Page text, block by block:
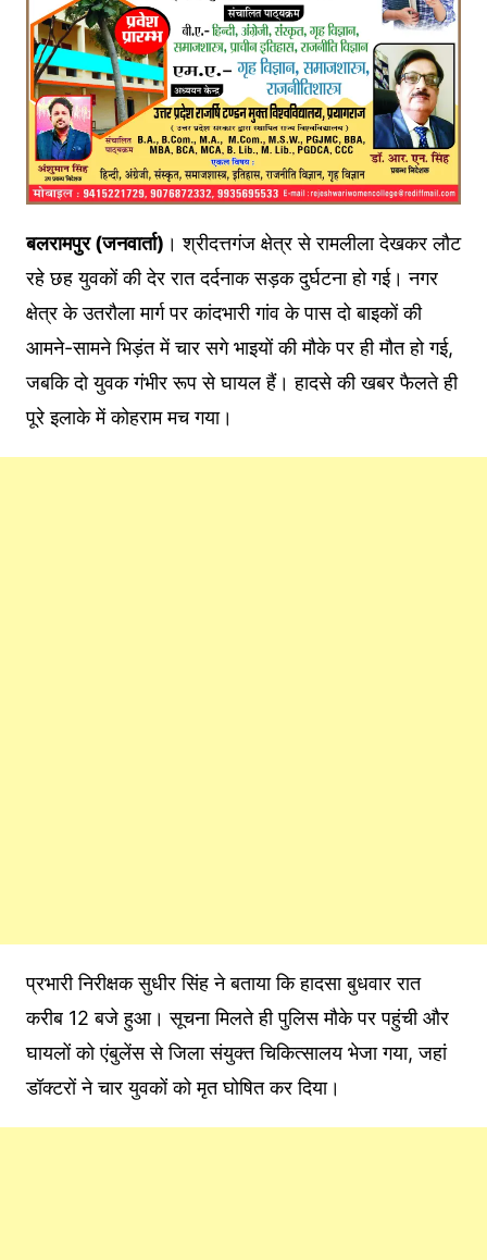
बलरामपुर (जनवार्ता) । श्रीदत्तगंज क्षेत्र से रामलीला देखकर लौट
रहे छह युवकों की देर रात दर्दनाक सड़क दुर्घटना हो गई। नगर
क्षेत्र के उतरौला मार्ग पर कांदभारी गांव के पास दो बाइकों की
आमने-सामने भिड़ंत में चार सगे भाइयों की मौके पर ही मौत हो गई,
जबकि दो युवक गंभीर रूप से घायल हैं। हादसे की खबर फैलते ही
पूरे इलाके में कोहराम मच गया।
प्रभारी निरीक्षक सुधीर सिंह ने बताया कि हादसा बुधवार रात
करीब 12 बजे हुआ। सूचना मिलते ही पुलिस मौके पर पहुंची और
घायलों को एंबुलेंस से जिला संयुक्त चिकित्सालय भेजा गया, जहां
डॉक्टरों ने चार युवकों को मृत घोषित कर दिया।